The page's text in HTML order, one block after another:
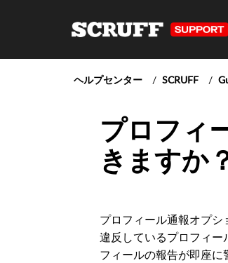
ヘルプセンター SCRUFF
プロフィ
きますか
プロフィール通報オプシ
違反しているプロフィー
フィールの報告が即座